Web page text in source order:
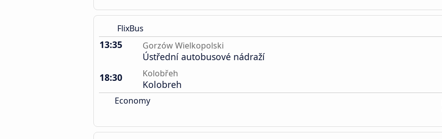
FlixBus
13:35 Gorzów Wielkopolski
Ústřední autobusové nádraží
18:30
Kolobřeh
Kolobreh
Economy